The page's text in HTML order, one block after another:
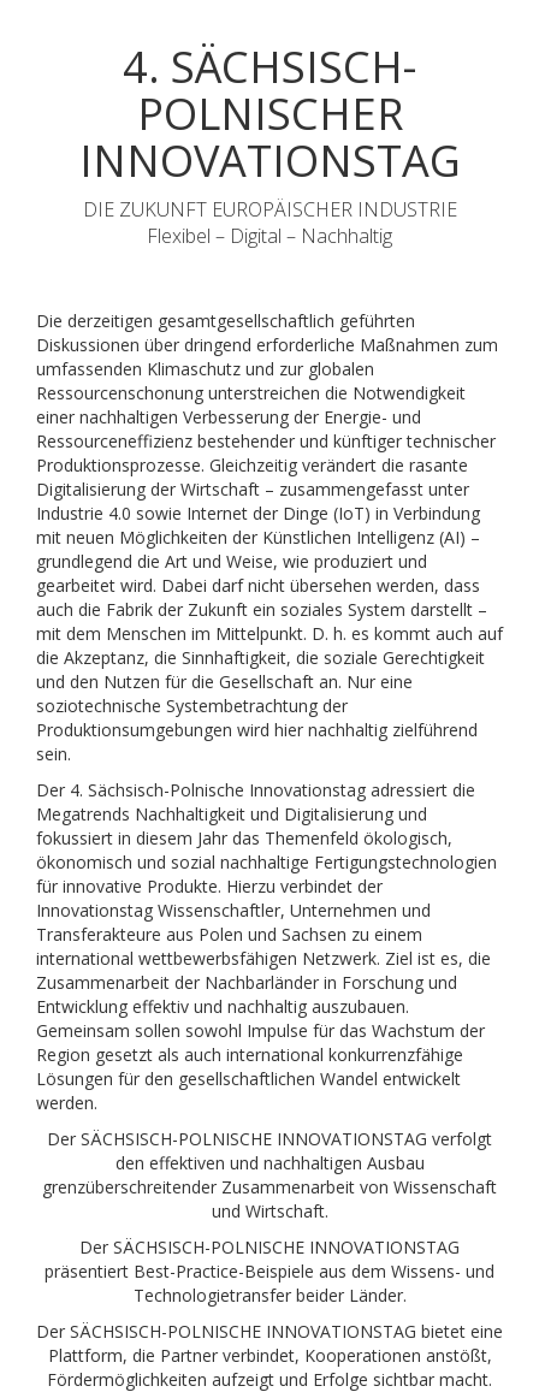
4. SÄCHSISCH-
POLNISCHER
INNOVATIONSTAG
DIE ZUKUNFT EUROPÄISCHER INDUSTRIE
Flexibel – Digital – Nachhaltig
Die derzeitigen gesamtgesellschaftlich geführten
Diskussionen über dringend erforderliche Maßnahmen zum
umfassenden Klimaschutz und zur globalen
Ressourcenschonung unterstreichen die Notwendigkeit
einer nachhaltigen Verbesserung der Energie- und
Ressourceneffizienz bestehender und künftiger technischer
Produktionsprozesse. Gleichzeitig verändert die rasante
Digitalisierung der Wirtschaft – zusammengefasst unter
Industrie 4.0 sowie Internet der Dinge (IoT) in Verbindung
mit neuen Möglichkeiten der Künstlichen Intelligenz (AI) –
grundlegend die Art und Weise, wie produziert und
gearbeitet wird. Dabei darf nicht übersehen werden, dass
auch die Fabrik der Zukunft ein soziales System darstellt –
mit dem Menschen im Mittelpunkt. D. h. es kommt auch auf
die Akzeptanz, die Sinnhaftigkeit, die soziale Gerechtigkeit
und den Nutzen für die Gesellschaft an. Nur eine
soziotechnische Systembetrachtung der
Produktionsumgebungen wird hier nachhaltig zielführend
sein.
Der 4. Sächsisch-Polnische Innovationstag adressiert die
Megatrends Nachhaltigkeit und Digitalisierung und
fokussiert in diesem Jahr das Themenfeld ökologisch,
ökonomisch und sozial nachhaltige Fertigungstechnologien
für innovative Produkte. Hierzu verbindet der
Innovationstag Wissenschaftler, Unternehmen und
Transferakteure aus Polen und Sachsen zu einem
international wettbewerbsfähigen Netzwerk. Ziel ist es, die
Zusammenarbeit der Nachbarländer in Forschung und
Entwicklung effektiv und nachhaltig auszubauen.
Gemeinsam sollen sowohl Impulse für das Wachstum der
Region gesetzt als auch international konkurrenzfähige
Lösungen für den gesellschaftlichen Wandel entwickelt
werden.
Der SÄCHSISCH-POLNISCHE INNOVATIONSTAG verfolgt
den effektiven und nachhaltigen Ausbau
grenzüberschreitender Zusammenarbeit von Wissenschaft
und Wirtschaft.
Der SÄCHSISCH-POLNISCHE INNOVATIONSTAG
präsentiert Best-Practice-Beispiele aus dem Wissens- und
Technologietransfer beider Länder.
Der SÄCHSISCH-POLNISCHE INNOVATIONSTAG bietet eine
Plattform, die Partner verbindet, Kooperationen anstößt,
Fördermöglichkeiten aufzeigt und Erfolge sichtbar macht.